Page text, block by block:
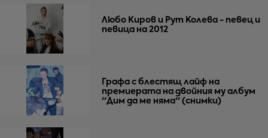
Любо Киров и Рут Колева - певец и
певица на 2012
Графа с блестящ лайф на
премиерата на двойния му албум
''Дим да ме няма'' (снимки)